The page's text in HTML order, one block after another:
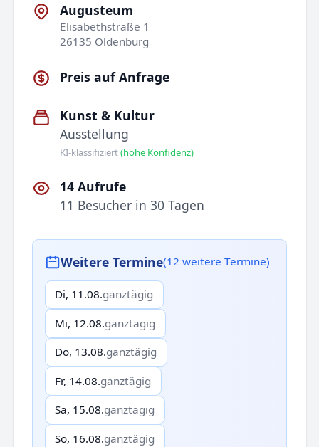
Augusteum
Elisabethstraße 1
26135 Oldenburg
Preis auf Anfrage
Kunst & Kultur
Ausstellung
KI-klassifiziert(hohe Konfidenz)
14 Aufrufe
11 Besucher in 30 Tagen
Weitere Termine(12 weitere Termine)
Di, 11.08.ganztägig
Mi, 12.08.ganztägig
Do, 13.08.ganztägig
Fr, 14.08.ganztägig
Sa, 15.08.ganztägig
So, 16.08.ganztägig